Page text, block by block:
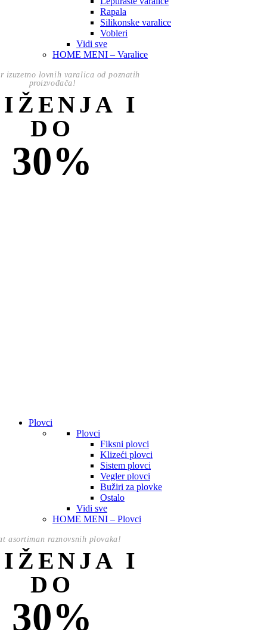
Rapala
Silikonske varalice
Vobleri
Vidi sve
HOME MENI – Varalice
izuzetno lovnih varalica od poznatih
proizvođača!
I
DO
30%
Plovci
Plovci
Fiksni plovci
Klizeći plovci
Sistem plovci
Vegler plovci
Bužiri za plovke
Ostalo
Vidi sve
HOME MENI – Plovci
asortiman raznovsnih plovaka!
I
DO
30%